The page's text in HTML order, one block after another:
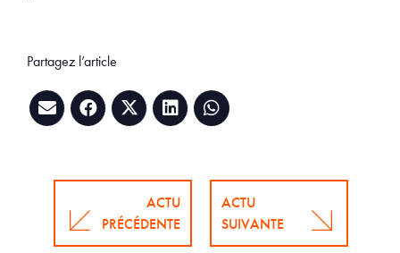
Partagez l’article
ACTU
PRÉCÉDENTE
ACTU
SUIVANTE